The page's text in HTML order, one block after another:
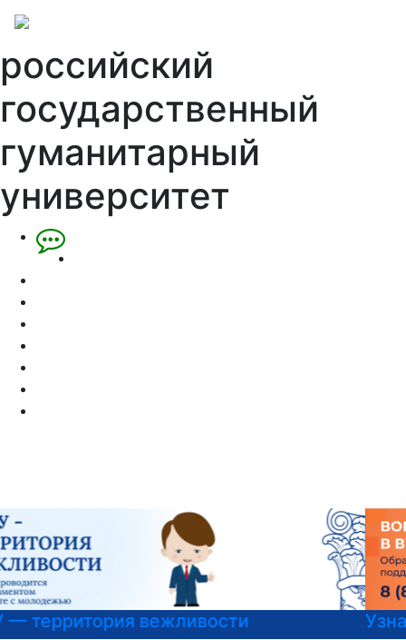
российский
государственный
гуманитарный
университет
Узнайте все о поступлении!